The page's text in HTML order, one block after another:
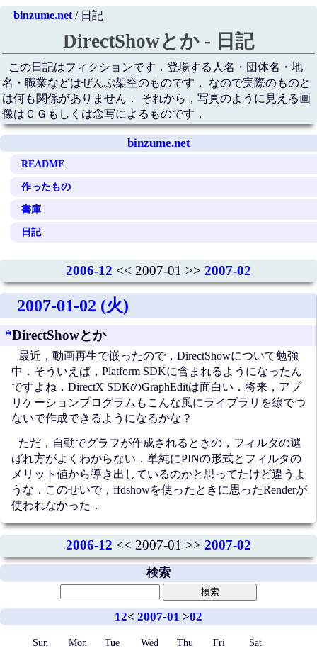
binzume.net/ 日記
DirectShowとか - 日記
この日記はフィクションです．登場する人名・団体名・地
名・職業などはぜんぶ架空のものです． なので実際のものと
は何も関係がありません． それから，写真のように見える画
像はＣＧもしくは念写によるものです．
binzume.net
README
作ったもの
書庫
日記
2006-12 << 2007-01 >> 2007-02
2007-01-02 (火)
*DirectShowとか
最近，動画再生で嵌ったので，DirectShowについて勉強
中．そういえば，Platform SDKに含まれるようになったん
ですよね．DirectX SDKのGraphEditは面白い．将来，アプ
リケーションプログラムもこんな風にライブラリを線でつ
ないで作成できるようになるかな？
ただ，自動でグラフが作成されるときの，フィルタの選
ばれ方がよくわからない．単純にPINの形式とフィルタの
メリット値から導き出しているのかと思ってたけど違うよ
うな．このせいで，ffdshowを使ったときに思ったRenderが
使われなかった．
2006-12 << 2007-01 >> 2007-02
検索
12< 2007-01 >02
Sun Mon Tue Wed Thu Fri Sat